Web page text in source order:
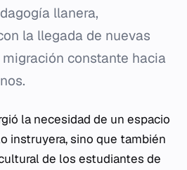
llanera,
la llegada de nuevas
constante hacia
la necesidad de un espacio
instruyera, sino que también
de los estudiantes de